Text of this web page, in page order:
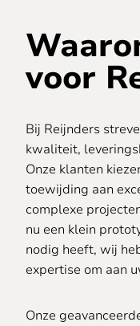
voor
Bij Reijnders
kwaliteit,
Onze klanten
toewijding aan
complexe
nu een klein
nodig heeft, wij
expertise om aan
Onze